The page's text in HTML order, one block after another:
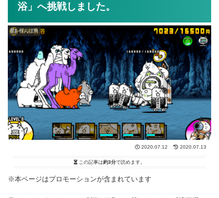
浴」へ挑戦しました。
星1-桜んぼ島
2020.07.12 2020.07.13
この記事は約3分で読めます。
※本ページはプロモーションが含まれています